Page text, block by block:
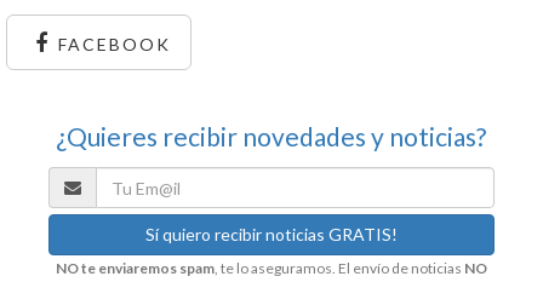
FACEBOOK
¿Quieres recibir novedades y noticias?
NO te enviaremos spam, te lo aseguramos. El envío de noticias NO